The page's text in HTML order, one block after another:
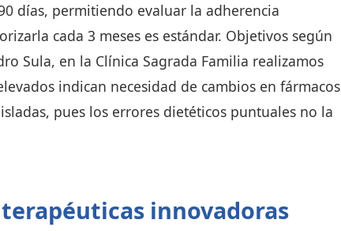
días, permitiendo evaluar la adherencia
cada 3 meses es estándar. Objetivos según
Sula, en la Clínica Sagrada Familia realizamos
indican necesidad de cambios en fármacos
pues los errores dietéticos puntuales no la
innovadoras